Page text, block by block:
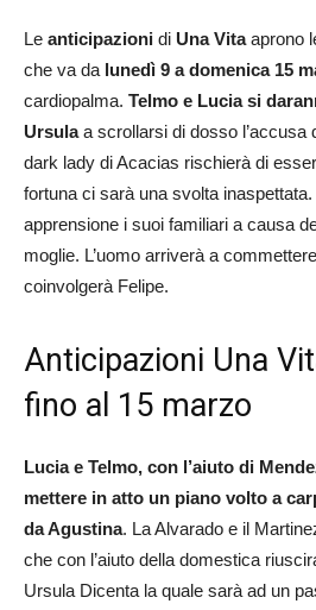
Le anticipazioni di Una Vitaaprono
che va da lunedì 9 a domenica 15
cardiopalma. Telmo e Lucia si
Ursulaa scrollarsi di dosso l’accusa
dark lady di Acacias rischierà di
fortuna ci sarà una svolta
apprensione i suoi familiari a causa
moglie. L’uomo arriverà a
coinvolgerà Felipe.
Anticipazioni Una
fino al 15 marzo
Lucia e Telmo, con l’aiuto di
mettere in atto un piano volto a
da Agustina. La Alvarado e il
che con l’aiuto della domestica
Ursula Dicenta la quale sarà ad un